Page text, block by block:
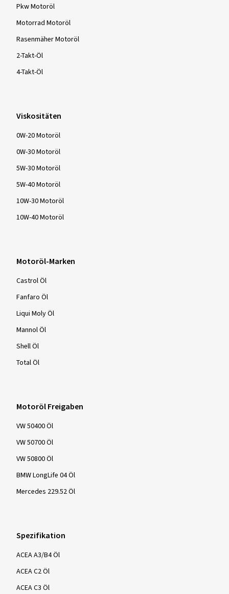
Pkw Motoröl
Motorrad Motoröl
Rasenmäher Motoröl
2-Takt-Öl
4-Takt-Öl
Viskositäten
0W-20 Motoröl
0W-30 Motoröl
5W-30 Motoröl
5W-40 Motoröl
10W-30 Motoröl
10W-40 Motoröl
Motoröl-Marken
Castrol Öl
Fanfaro Öl
Liqui Moly Öl
Mannol Öl
Shell Öl
Total Öl
Motoröl Freigaben
VW 50400 Öl
VW 50700 Öl
VW 50800 Öl
BMW LongLife 04 Öl
Mercedes 229.52 Öl
Spezifikation
ACEA A3/B4 Öl
ACEA C2 Öl
ACEA C3 Öl